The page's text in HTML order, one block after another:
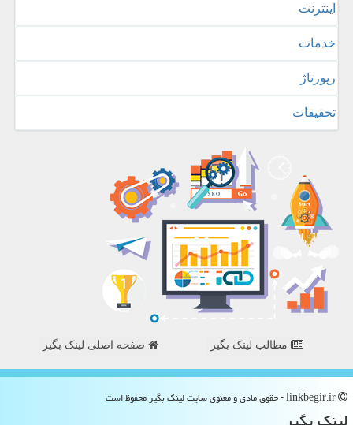
اینترنت
خدمات
رپورتاژ
تحقیقات
مطالب لینک بگیر صفحه اصلی لینک بگیر